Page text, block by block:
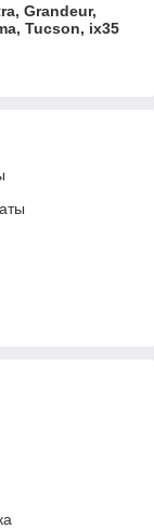
Grandeur,
Tucson, ix35